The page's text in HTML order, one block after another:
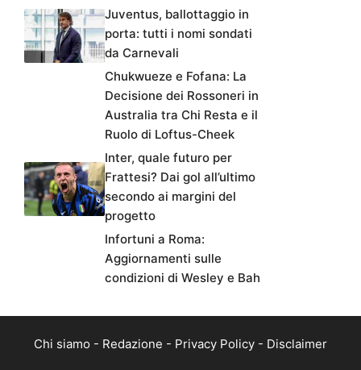
Juventus, ballottaggio in
porta: tutti i nomi sondati
da Carnevali
Chukwueze e Fofana: La
Decisione dei Rossoneri in
Australia tra Chi Resta e il
Ruolo di Loftus-Cheek
Inter, quale futuro per
Frattesi? Dai gol all’ultimo
secondo ai margini del
progetto
Infortuni a Roma:
Aggiornamenti sulle
condizioni di Wesley e Bah
Chi siamo - Redazione - Privacy Policy - Disclaimer